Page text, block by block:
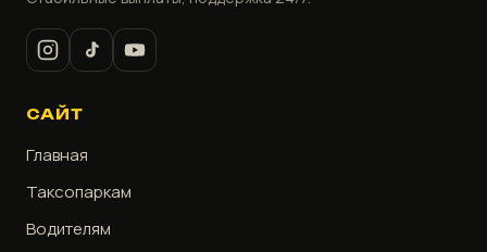
САЙТ
Главная
Таксопаркам
Водителям